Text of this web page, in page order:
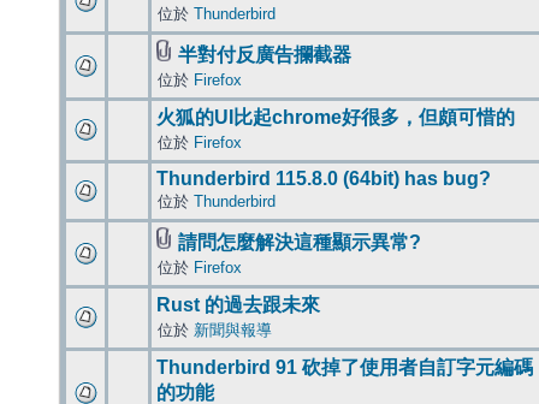
位於 Thunderbird
半對付反廣告攔截器
位於 Firefox
火狐的UI比起chrome好很多，但頗可惜的
位於 Firefox
Thunderbird 115.8.0 (64bit) has bug?
位於 Thunderbird
請問怎麼解決這種顯示異常?
位於 Firefox
Rust 的過去跟未來
位於 新聞與報導
Thunderbird 91 砍掉了使用者自訂字元編碼
的功能